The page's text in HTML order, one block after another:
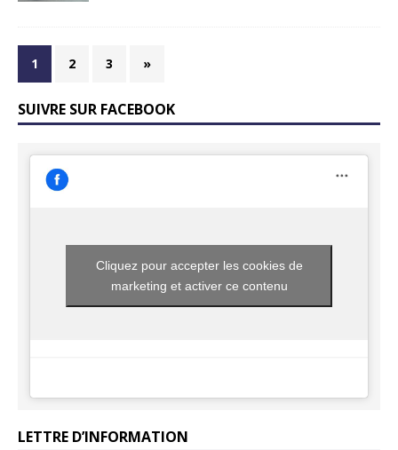
1 2 3 »
SUIVRE SUR FACEBOOK
Cliquez pour accepter les cookies de
marketing et activer ce contenu
LETTRE D’INFORMATION